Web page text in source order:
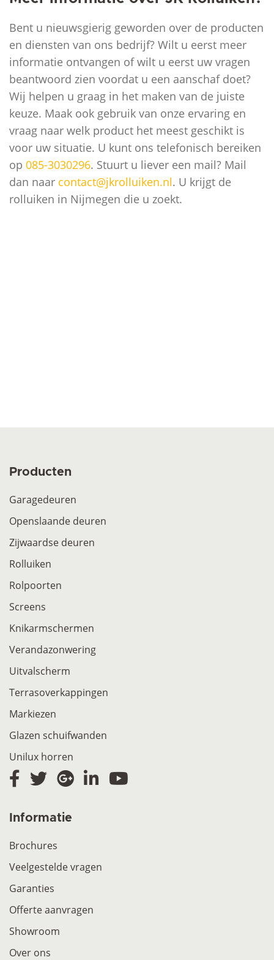
Bent u nieuwsgierig geworden over de producten
en diensten van ons bedrijf? Wilt u eerst meer
informatie ontvangen of wilt u eerst uw vragen
beantwoord zien voordat u een aanschaf doet?
Wij helpen u graag in het maken van de juiste
keuze. Maak ook gebruik van onze ervaring en
vraag naar welk product het meest geschikt is
voor uw situatie. U kunt ons telefonisch bereiken
op 085-3030296. Stuurt u liever een mail? Mail
dan naar contact@jkrolluiken.nl. U krijgt de
rolluiken in Nijmegen die u zoekt.
Producten
Garagedeuren
Openslaande deuren
Zijwaardse deuren
Rolluiken
Rolpoorten
Screens
Knikarmschermen
Verandazonwering
Uitvalscherm
Terrasoverkappingen
Markiezen
Glazen schuifwanden
Unilux horren
Informatie
Brochures
Veelgestelde vragen
Garanties
Offerte aanvragen
Showroom
Over ons